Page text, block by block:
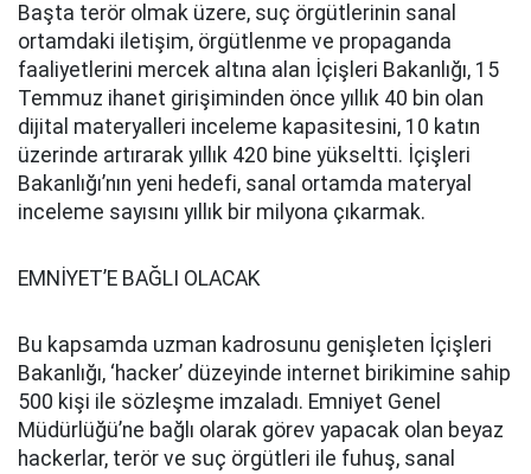
Başta terör olmak üzere, suç örgütlerinin sanal
ortamdaki iletişim, örgütlenme ve propaganda
faaliyetlerini mercek altına alan İçişleri Bakanlığı, 15
Temmuz ihanet girişiminden önce yıllık 40 bin olan
dijital materyalleri inceleme kapasitesini, 10 katın
üzerinde artırarak yıllık 420 bine yükseltti. İçişleri
Bakanlığı’nın yeni hedefi, sanal ortamda materyal
inceleme sayısını yıllık bir milyona çıkarmak.
EMNİYET’E BAĞLI OLACAK
Bu kapsamda uzman kadrosunu genişleten İçişleri
Bakanlığı, ‘hacker’ düzeyinde internet birikimine sahip
500 kişi ile sözleşme imzaladı. Emniyet Genel
Müdürlüğü’ne bağlı olarak görev yapacak olan beyaz
hackerlar, terör ve suç örgütleri ile fuhuş, sanal